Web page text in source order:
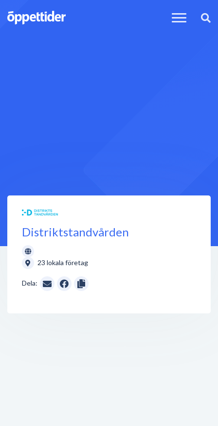
Distriktstandvården
23 lokala företag
Dela: